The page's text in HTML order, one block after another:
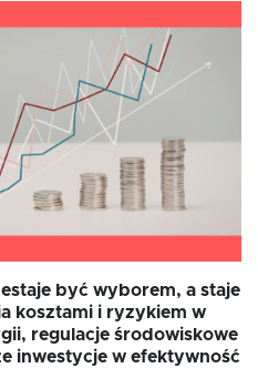
być wyborem, a staje
kosztami i ryzykiem w
regulacje środowiskowe
inwestycje w efektywność